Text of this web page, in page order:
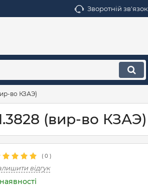
Зворотній зв'язок
во КЗАЭ)
(вир-во КЗАЭ)
( 0 )
відгук